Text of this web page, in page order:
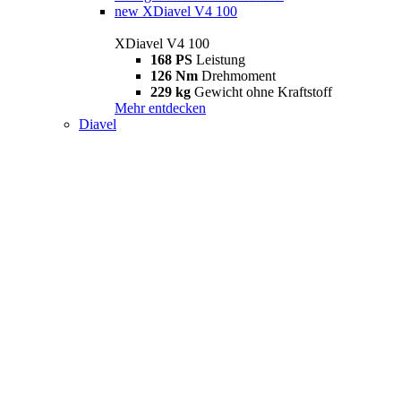
new XDiavel V4 100
XDiavel V4 100
168 PS Leistung
126 Nm Drehmoment
229 kg Gewicht ohne Kraftstoff
Mehr entdecken
Diavel